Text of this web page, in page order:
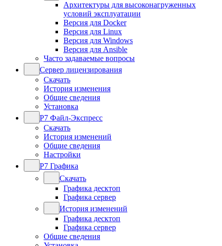
Архитектуры для высоконагруженных
условий эксплуатации
Версия для Docker
Версия для Linux
Версия для Windows
Версия для Ansible
Часто задаваемые вопросы
Сервер лицензирования
Скачать
История изменения
Общие сведения
Установка
Р7 Файл-Экспресс
Скачать
История изменений
Общие сведения
Настройки
Р7 Графика
Скачать
Графика десктоп
Графика сервер
История изменений
Графика десктоп
Графика сервер
Общие сведения